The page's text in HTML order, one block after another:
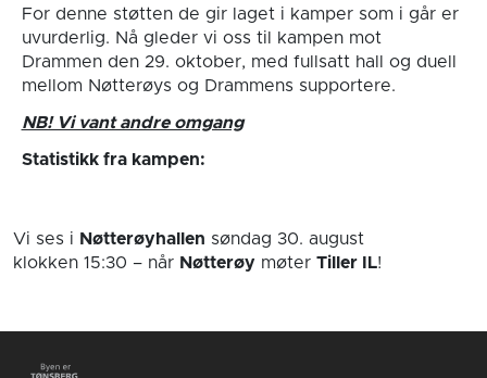
For denne støtten de gir laget i kamper som i går er
uvurderlig. Nå gleder vi oss til kampen mot
Drammen den 29. oktober, med fullsatt hall og duell
mellom Nøtterøys og Drammens supportere.
NB! Vi vant andre omgang
Statistikk fra kampen:
Vi ses i Nøtterøyhallen søndag 30. august
klokken 15:30 – når Nøtterøy møter Tiller IL!